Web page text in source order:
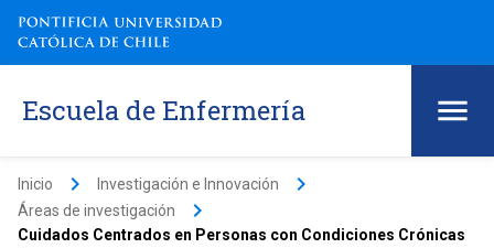
Escuela de Enfermería
Inicio keyboard_arrow_right Investigación e Innovación keyboard_arrow_right
Áreas de investigación keyboard_arrow_right
Cuidados Centrados en Personas con Condiciones Crónicas